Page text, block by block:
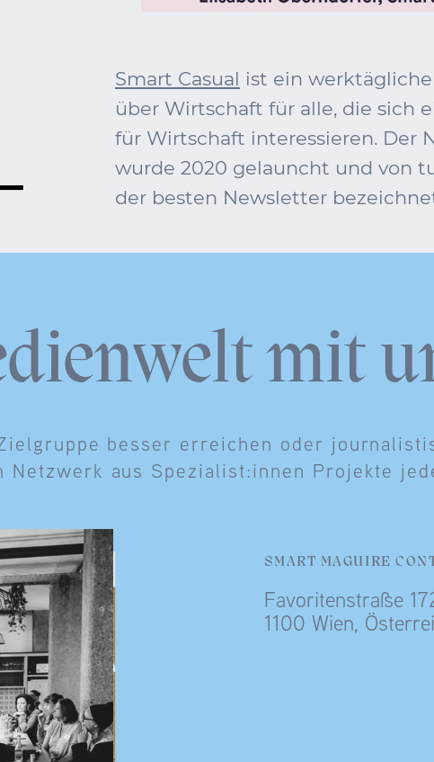
Smart Casual ist ein
über Wirtschaft für alle, die sich
für Wirtschaft interessieren. Der
wurde 2020 gelauncht und von
der besten Newsletter
mit
besser erreichen oder
aus Spezialist:innen Projekte
SMART MAGUIRE
Favoritenstraße
1100 Wien,